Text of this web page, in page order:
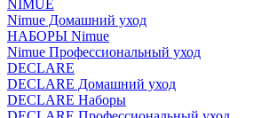
NIMUE
Nimue Домашний уход
НАБОРЫ Nimue
Nimue Профессиональный уход
DECLARE
DECLARE Домашний уход
DECLARE Наборы